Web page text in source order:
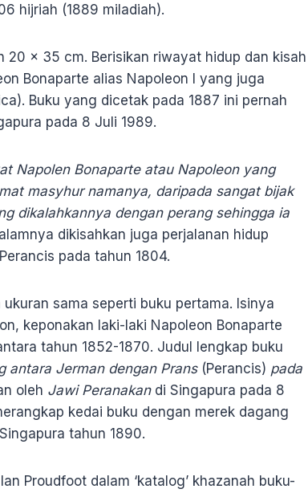
hijriah (1889 miladiah).
20 x 35 cm. Berisikan riwayat hidup dan kisah
Bonaparte alias Napoleon I yang juga
Buku yang dicetak pada 1887 ini pernah
pada 8 Juli 1989.
Napolen Bonaparte atau Napoleon yang
masyhur namanya, daripada sangat bijak
dikalahkannya dengan perang sehingga ia
dikisahkan juga perjalanan hidup
pada tahun 1804.
sama seperti buku pertama. Isinya
keponakan laki-laki Napoleon Bonaparte
tahun 1852-1870. Judul lengkap buku
antara Jerman dengan Prans (Perancis) pada
oleh Jawi Peranakandi Singapura pada 8
kedai buku dengan merek dagang
tahun 1890.
Proudfoot dalam ‘katalog’ khazanah buku-